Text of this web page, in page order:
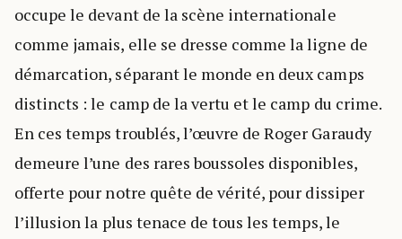
occupe le devant de la scène internationale
comme jamais, elle se dresse comme la ligne de
démarcation, séparant le monde en deux camps
distincts : le camp de la vertu et le camp du crime.
En ces temps troublés, l’œuvre de Roger Garaudy
demeure l’une des rares boussoles disponibles,
offerte pour notre quête de vérité, pour dissiper
l’illusion la plus tenace de tous les temps, le